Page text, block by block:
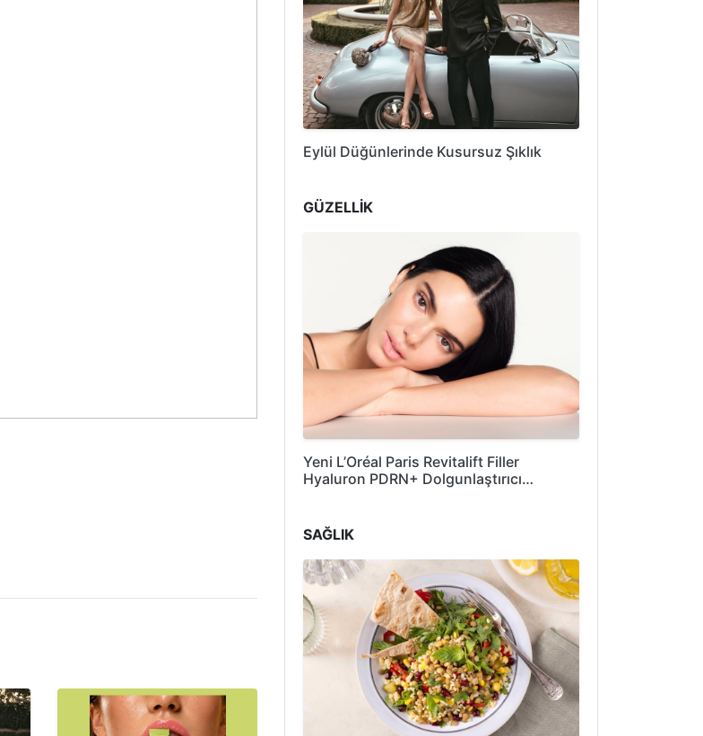
Eylül Düğünlerinde Kusursuz Şıklık
GÜZELLİK
Yeni L’Oréal Paris Revitalift Filler
Hyaluron PDRN+ Dolgunlaştırıcı…
SAĞLIK